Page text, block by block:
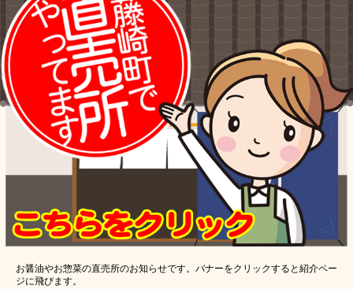
お醤油やお惣菜の直売所のお知らせです。バナーをクリックすると紹介ペー
ジに飛びます。